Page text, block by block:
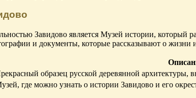
Завидово является Музей истории, который
и документы, которые рассказывают о жизни
образец русской деревянной архитектуры,
где можно узнать о истории Завидово и его